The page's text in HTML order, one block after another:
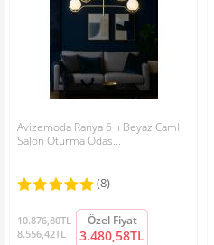
Avizemoda Ranya 6 lı Beyaz Camlı
Salon Oturma Odas...
(8)
10.876,80TL
8.556,42TL
Özel Fiyat
3.480,58TL